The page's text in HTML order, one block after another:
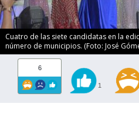
Cuatro de las siete candidatas en la
número de municipios. (Foto: José
6
1